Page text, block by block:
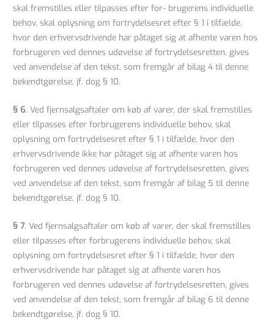
skal fremstilles eller tilpasses efter for- brugerens individuelle
behov, skal oplysning om fortrydelsesret efter § 1 i tilfælde,
hvor den erhvervsdrivende har påtaget sig at afhente varen hos
forbrugeren ved dennes udøvelse af fortrydelsesretten, gives
ved anvendelse af den tekst, som fremgår af bilag 4 til denne
bekendtgørelse, jf. dog § 10.
§ 6. Ved fjernsalgsaftaler om køb af varer, der skal fremstilles
eller tilpasses efter forbrugerens individuelle behov, skal
oplysning om fortrydelsesret efter § 1 i tilfælde, hvor den
erhvervsdrivende ikke har påtaget sig at afhente varen hos
forbrugeren ved dennes udøvelse af fortrydelsesretten, gives
ved anvendelse af den tekst, som fremgår af bilag 5 til denne
bekendtgørelse, jf. dog § 10.
§ 7. Ved fjernsalgsaftaler om køb af varer, der skal fremstilles
eller tilpasses efter forbrugerens individuelle behov, skal
oplysning om fortrydelsesret efter § 1 i tilfælde, hvor den
erhvervsdrivende har påtaget sig at afhente varen hos
forbrugeren ved dennes udøvelse af fortrydelsesretten, gives
ved anvendelse af den tekst, som fremgår af bilag 6 til denne
bekendtgørelse, jf. dog § 10.